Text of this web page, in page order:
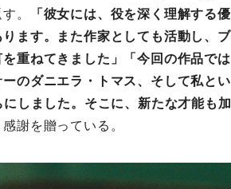
。
「彼⼥には、役を深く理解する
ます。また作家としても活動し、
重ねてきました」「今回の作品では
のダニエラ・トマス、そして私とい
しました。そこに、新たな才能も
感謝を贈っている。